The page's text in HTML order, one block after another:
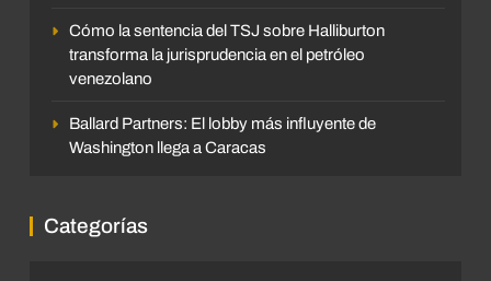
Cómo la sentencia del TSJ sobre Halliburton
transforma la jurisprudencia en el petróleo
venezolano
Ballard Partners: El lobby más influyente de
Washington llega a Caracas
Categorías